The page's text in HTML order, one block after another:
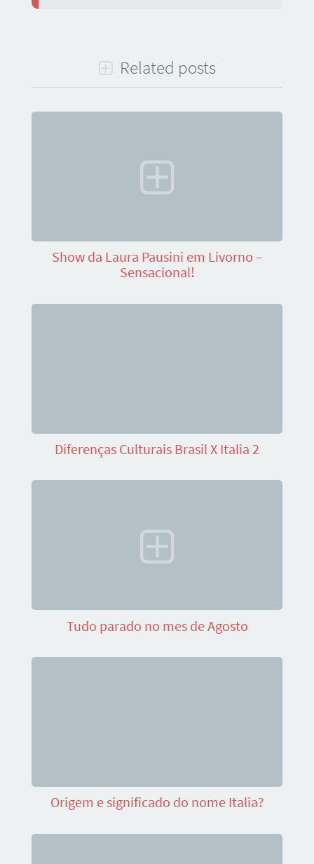
Related posts
Show da Laura Pausini em Livorno –
Sensacional!
Diferenças Culturais Brasil X Italia 2
Tudo parado no mes de Agosto
Origem e significado do nome Italia?